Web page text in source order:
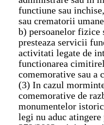
functiune sau
sau crematorii
b) persoanelor fizice
presteaza servicii
activitati legate de
functionarea
comemorative sau a
(3) In cazul
comemorative de
monumentelor
legi nu aduc